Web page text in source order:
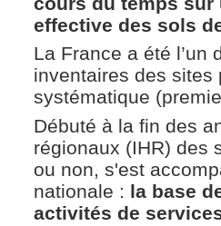
effective des sols
La France a été l’un
inventaires des sites
systématique
Débuté à la fin des
régionaux (IHR) des
ou non, s'est
nationale : la base
activités de